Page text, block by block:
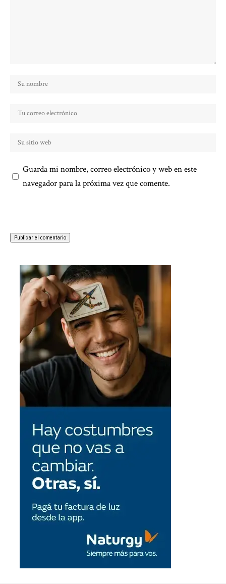
Guarda mi nombre, correo electrónico y web en este
navegador para la próxima vez que comente.